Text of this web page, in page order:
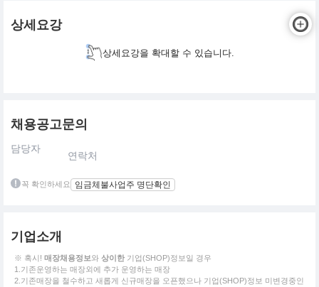
상세요강
상세요강을 확대할 수 있습니다.
채용공고문의
담당자
연락처
꼭 확인하세요 임금체불사업주 명단확인
기업소개
※ 혹시! 매장채용정보와 상이한 기업(SHOP)정보일 경우
1.기존운영하는 매장외에 추가 운영하는 매장
2.기존매장을 철수하고 새롭게 신규매장을 오픈했으나 기업(SHOP)정보 미변경중인